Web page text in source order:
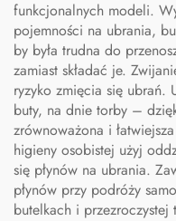
funkcjonalnych modeli.
pojemności na ubrania,
by była trudna do
zamiast składać je.
ryzyko zmięcia się ubrań.
buty, na dnie torby –
zrównoważona i
higieny osobistej użyj
się płynów na ubrania.
płynów przy podróży
butelkach i przezroczystej